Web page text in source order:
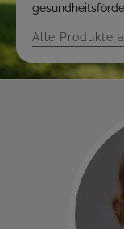
Alle Produkte